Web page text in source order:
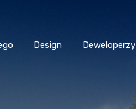
Design Deweloperzy